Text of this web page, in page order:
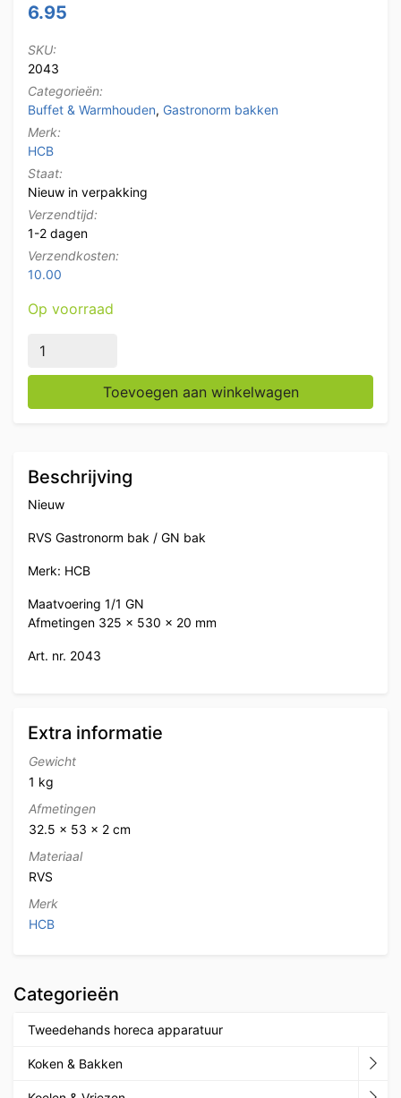
6.95
SKU:
2043
Categorieën:
Buffet & Warmhouden, Gastronorm bakken
Merk:
HCB
Staat:
Nieuw in verpakking
Verzendtijd:
1-2 dagen
Verzendkosten:
10.00
Op voorraad
RVS HCB Gastronorm bak GN bak 1/1 Diepte 20 mm
Toevoegen aan winkelwagen
Beschrijving
Nieuw
RVS Gastronorm bak / GN bak
Merk: HCB
Maatvoering 1/1 GN
Afmetingen 325 x 530 x 20 mm
Art. nr. 2043
Extra informatie
Gewicht
1 kg
Afmetingen
32.5 × 53 × 2 cm
Materiaal
RVS
Merk
HCB
Categorieën
Tweedehands horeca apparatuur
Koken & Bakken